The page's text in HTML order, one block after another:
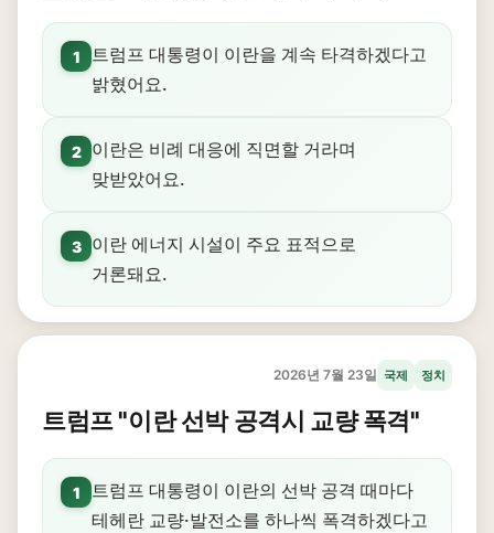
1
트럼프 대통령이 이란을 계속 타격하겠다고
밝혔어요.
2
이란은 비례 대응에 직면할 거라며
맞받았어요.
3
이란 에너지 시설이 주요 표적으로
거론돼요.
2026년 7월 23일 국제 정치
트럼프 "이란 선박 공격시 교량 폭격"
1
트럼프 대통령이 이란의 선박 공격 때마다
테헤란 교량·발전소를 하나씩 폭격하겠다고